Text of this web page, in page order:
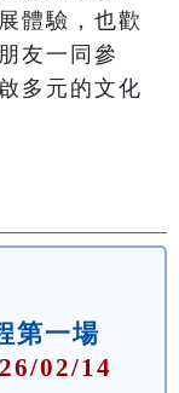
體驗，也歡
友一同參
多元的文化
第一場
02/14